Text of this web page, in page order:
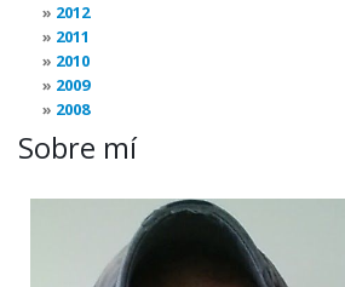
2012
2011
2010
2009
2008
Sobre mí